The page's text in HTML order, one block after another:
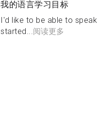
我的语言学习目标
I'd like to be able to
started... 阅读更多